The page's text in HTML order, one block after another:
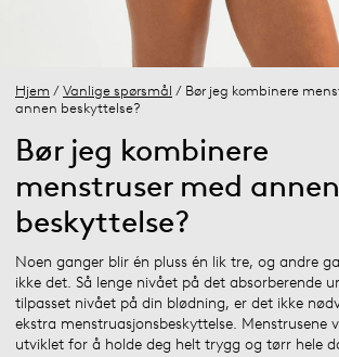
Hjem / Vanlige spørsmål / Bør jeg kombinere
annen beskyttelse?
Bør jeg kombinere
menstruser med annen
beskyttelse?
Noen ganger blir én pluss én lik tre, og andre
ikke det. Så lenge nivået på det absorberende
tilpasset nivået på din blødning, er det ikke
ekstra menstruasjonsbeskyttelse. Menstrusene
utviklet for å holde deg helt trygg og tørr hele